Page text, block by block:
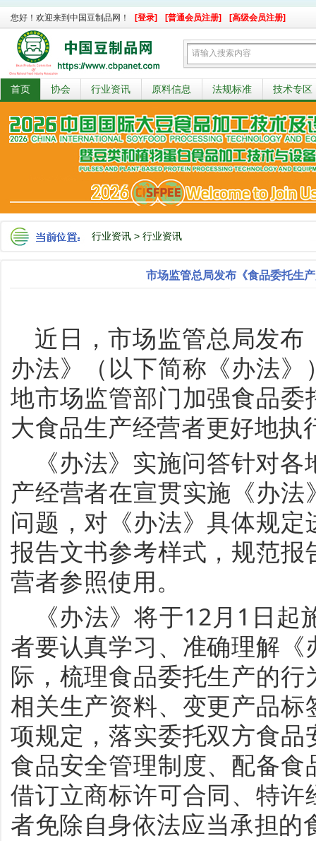
您好！欢迎来到中国豆制品网！ [登录] [普通会员注册] [高级会员注册]
首页 协会 行业资讯 原料信息 法规标准 技术专区
行业资讯 > 行业资讯
市场监管总局发布《食品委托生
近日，市场监管总局发
办法》（以下简称《办法
地市场监管部门加强食品
大食品生产经营者更好地执
《办法》实施问答针对
产经营者在宣贯实施《办
问题，对《办法》具体规
报告文书参考样式，规范
营者参照使用。
《办法》将于12月1日起
者要认真学习、准确理解
际，梳理食品委托生产的
相关生产资料、变更产品
项规定，落实委托双方食
食品安全管理制度、配备
借订立商标许可合同、特
者免除自身依法应当承担的